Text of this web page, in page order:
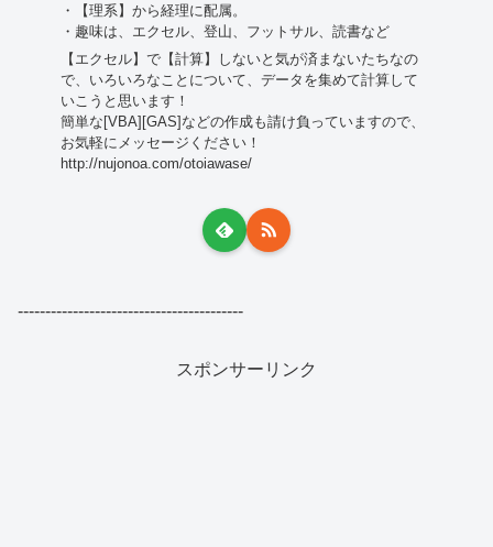
・【理系】から経理に配属。
・趣味は、エクセル、登山、フットサル、読書など
【エクセル】で【計算】しないと気が済まないたちなの
で、いろいろなことについて、データを集めて計算して
いこうと思います！
簡単な[VBA][GAS]などの作成も請け負っていますので、
お気軽にメッセージください！
http://nujonoa.com/otoiawase/
-----------------------------------------
スポンサーリンク